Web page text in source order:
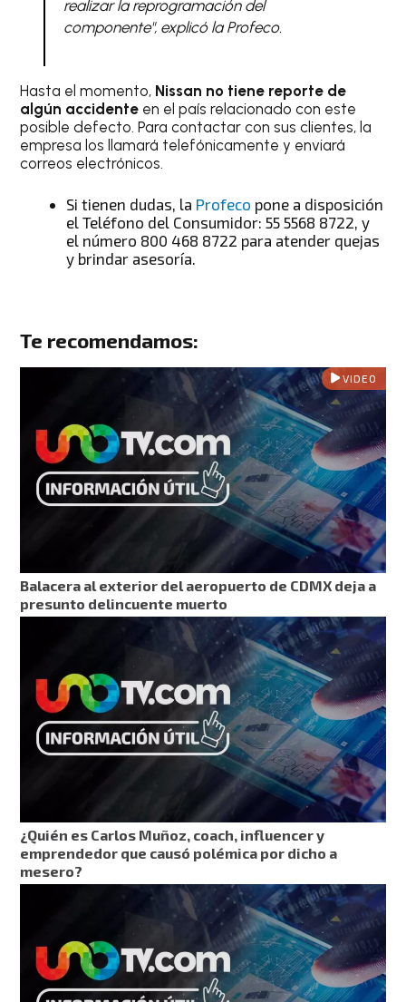
realizar la reprogramación del
componente", explicó la Profeco.
Hasta el momento, Nissan no tiene reporte de
algún accidente en el país relacionado con este
posible defecto. Para contactar con sus clientes, la
empresa los llamará telefónicamente y enviará
correos electrónicos.
Si tienen dudas, la Profeco pone a disposición
el Teléfono del Consumidor: 55 5568 8722, y
el número 800 468 8722 para atender quejas
y brindar asesoría.
Te recomendamos:
VIDEO
Balacera al exterior del aeropuerto de CDMX deja a
presunto delincuente muerto
¿Quién es Carlos Muñoz, coach, influencer y
emprendedor que causó polémica por dicho a
mesero?